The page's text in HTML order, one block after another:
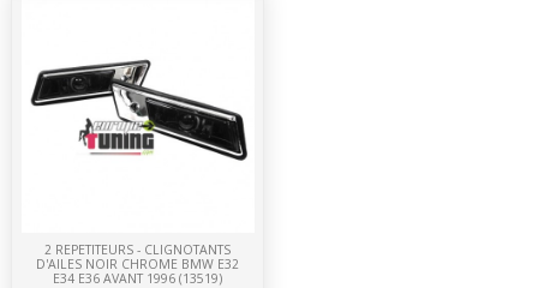
2 REPETITEURS - CLIGNOTANTS
D'AILES NOIR CHROME BMW E32
E34 E36 AVANT 1996 (13519)